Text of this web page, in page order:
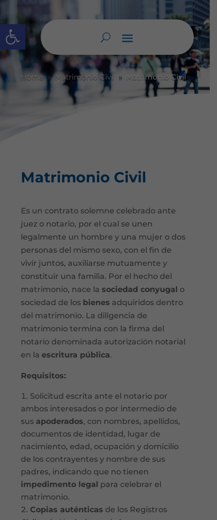
Abrir barra de herramientas
Home 9 Matrimonio Civil 9 Matrimonio Civil
Matrimonio Civil
Es un contrato solemne celebrado ante
juez o notario, por el cual se unen
legalmente un hombre y una mujer o dos
personas del mismo sexo, con el fin de
vivir juntos, auxiliarse mutuamente y
constituir una familia. Por el hecho del
matrimonio, nace lasociedad conyugal o
sociedad de los bienes adquiridos dentro
del matrimonio. La diligencia de
matrimonio termina con la firma del
notario denominada autorización notarial
en laescritura pública.
Requisitos:
Solicitud escrita ante el notario por
ambos interesados o por intermedio de
sus apoderados, con nombres, apellidos,
documentos de identidad, lugar de
nacimiento, edad, ocupación y domicilio
de los contrayentes y nombre de sus
padres, indicando que no tienen
impedimento legal para celebrar el
matrimonio.
Copias auténticas de los Registros